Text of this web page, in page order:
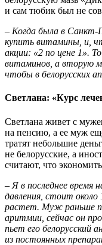
и сам тюбик был не
– Когда была в Санкт-
купить витамины, и,
акции: «2 по цене 1».
витаминов, а вторую
чтобы в белорусских
Светлана: «Курс
Светлана живет с
на пенсию, а ее муж
тратят небольшие
не белорусские, а
считают, что
– Я в последнее время
давления, стоит около
растет. Муж раньше
аритмии, сейчас он
пьет его белорусский
из постоянных